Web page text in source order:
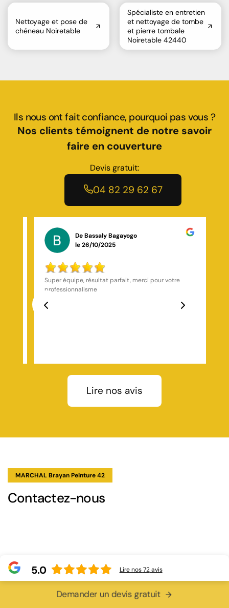
Nettoyage et pose de
chéneau Noiretable
Spécialiste en entretien
et nettoyage de tombe
et pierre tombale
Noiretable 42440
Ils nous ont fait confiance, pourquoi pas vous ?
Nos clients témoignent de notre savoir
faire en couverture
Devis gratuit:
04 82 29 62 67
De track momo
le 05/06/2025
J’ai fait appel de nouveau À cette société pour des
travaux à ma maison, travail de qualité très
Lire nos avis
MARCHAL Brayan Peinture 42
Contactez-nous
Demander un devis gratuit
5.0 Lire nos72avis